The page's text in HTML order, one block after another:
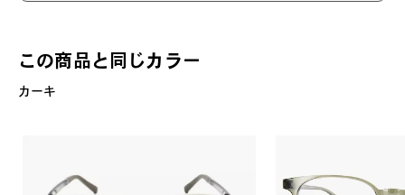
この商品と同じカラー
カーキ